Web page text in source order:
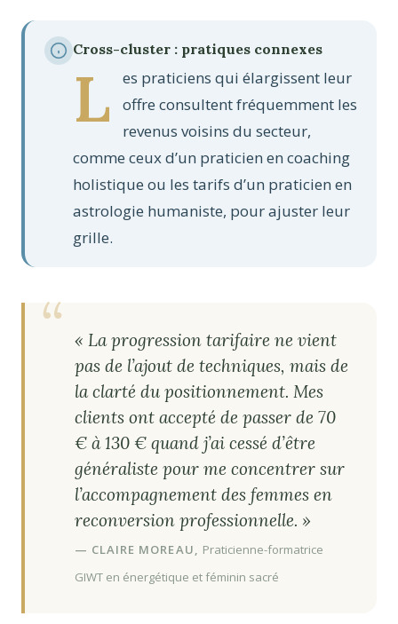
Cross-cluster : pratiques connexes
L
es praticiens qui élargissent leur
offre consultent fréquemment les
revenus voisins du secteur,
comme ceux d’un praticien en coaching
holistique ou les tarifs d’un praticien en
astrologie humaniste, pour ajuster leur
grille.
« La progression tarifaire ne vient
pas de l’ajout de techniques, mais de
la clarté du positionnement. Mes
clients ont accepté de passer de 70
€ à 130 € quand j’ai cessé d’être
généraliste pour me concentrer sur
l’accompagnement des femmes en
reconversion professionnelle. »
— CLAIRE MOREAU, Praticienne-formatrice
GIWT en énergétique et féminin sacré